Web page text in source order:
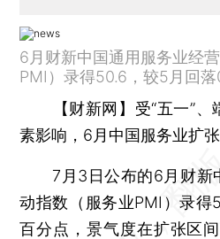
6月财新中国通用服务业经
PMI）录得50.6，较5月回落
【财新网】 受“五一”
素影响，6月中国服务业扩张
7月3日公布的6月财新
动指数（服务业PMI）录
百分点，景气度在扩张区